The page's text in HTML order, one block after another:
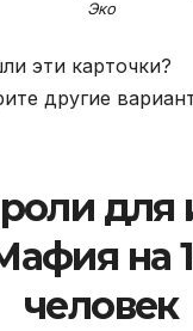
Эко
эти карточки?
другие
для
на
человек